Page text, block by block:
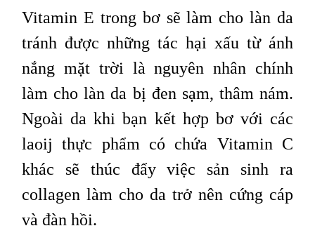
Vitamin E trong bơ sẽ làm cho làn da
tránh được những tác hại xấu từ ánh
nắng mặt trời là nguyên nhân chính
làm cho làn da bị đen sạm, thâm nám.
Ngoài da khi bạn kết hợp bơ với các
laoij thực phẩm có chứa Vitamin C
khác sẽ thúc đẩy việc sản sinh ra
collagen làm cho da trở nên cứng cáp
và đàn hồi.